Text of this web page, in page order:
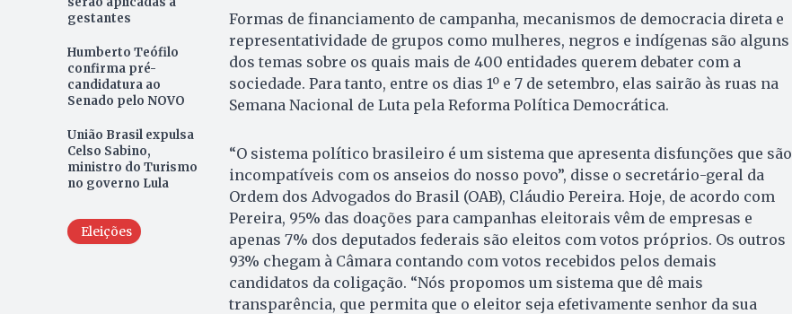
gestantes
Humberto Teófilo
confirma pré-
candidatura ao
Senado pelo NOVO
União Brasil expulsa
Celso Sabino,
ministro do Turismo
no governo Lula
Eleições
Formas de financiamento de campanha, mecanismos de democracia direta e
representatividade de grupos como mulheres, negros e indígenas são alguns
dos temas sobre os quais mais de 400 entidades querem debater com a
sociedade. Para tanto, entre os dias 1º e 7 de setembro, elas sairão às ruas na
Semana Nacional de Luta pela Reforma Política Democrática.
“O sistema político brasileiro é um sistema que apresenta disfunções que são
incompatíveis com os anseios do nosso povo”, disse o secretário-geral da
Ordem dos Advogados do Brasil (OAB), Cláudio Pereira. Hoje, de acordo com
Pereira, 95% das doações para campanhas eleitorais vêm de empresas e
apenas 7% dos deputados federais são eleitos com votos próprios. Os outros
93% chegam à Câmara contando com votos recebidos pelos demais
candidatos da coligação. “Nós propomos um sistema que dê mais
transparência, que permita que o eleitor seja efetivamente senhor da sua